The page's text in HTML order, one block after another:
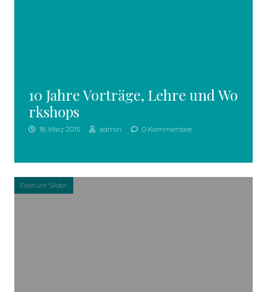
10 Jahre Vorträge, Lehre und Wo
rkshops
18. März 2015 admin 0 Kommentare
Feature Slider